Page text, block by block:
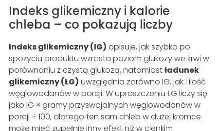
Indeks glikemiczny i kalorie
chleba – co pokazują liczby
Indeks glikemiczny (IG) opisuje, jak szybko po
spożyciu produktu wzrasta poziom glukozy we krwi w
porównaniu z czystą glukozą, natomiastładunek
glikemiczny (ŁG) uwzględnia zarówno IG, jak i ilość
węglowodanów w porcji. W uproszczeniu ŁG liczy się
jako IG × gramy przyswajalnych węglowodanów w
porcji ÷ 100, dlatego ten sam chleb w dużej kromce
może mieć zupełnie inny efekt niż w cienkim